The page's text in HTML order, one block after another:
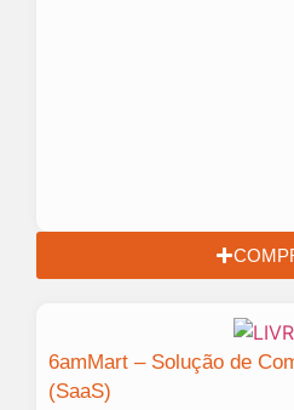
6amMart – Solução de
(SaaS)